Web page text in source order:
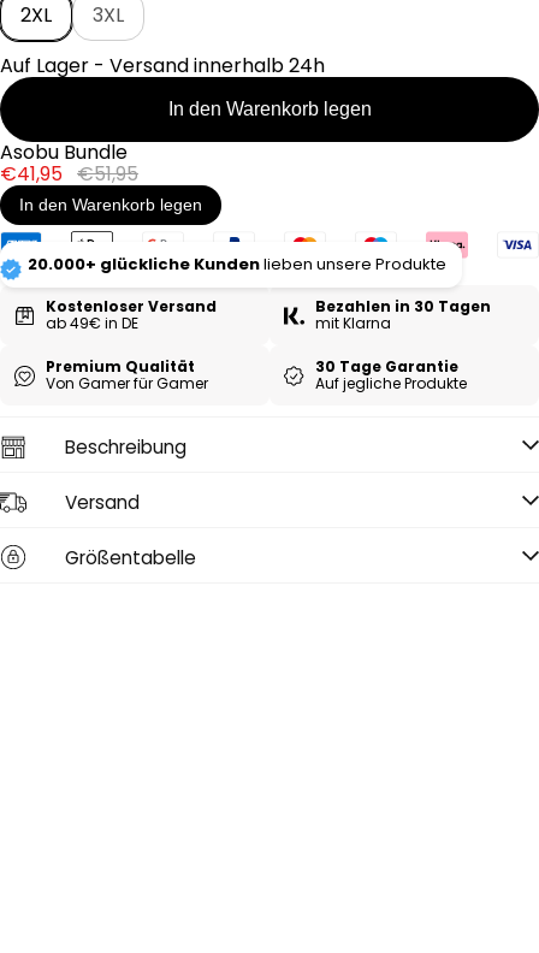
2XL
3XL
Auf Lager - Versand innerhalb 24h
In den Warenkorb legen
Asobu Bundle
Verkaufspreis
€41,95 Regulärer
Preis
€51,95
In den Warenkorb legen
20.000+ glückliche Kundenlieben unsere Produkte
Kostenloser Versand
ab 49€ in DE
Bezahlen in 30 Tagen
mit Klarna
Premium Qualität
Von Gamer für Gamer
30 Tage Garantie
Auf jegliche Produkte
Beschreibung
Versand
Größentabelle